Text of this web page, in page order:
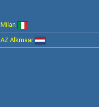
Milan
AZ Alkmaar